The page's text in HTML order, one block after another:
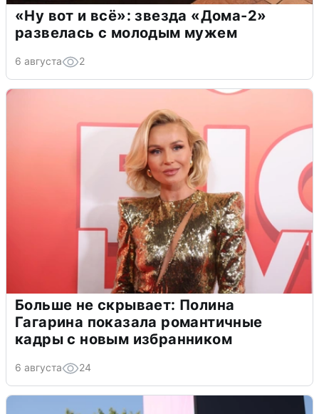
«Ну вот и всё»: звезда «Дома-2»
развелась с молодым мужем
6 августа 2
Больше не скрывает: Полина
Гагарина показала романтичные
кадры с новым избранником
6 августа 24